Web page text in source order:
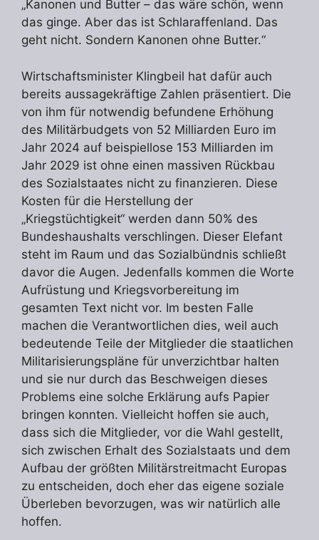
„Kanonen und Butter – das wäre schön, wenn
das ginge. Aber das ist Schlaraffenland. Das
geht nicht. Sondern Kanonen ohne Butter.“
Wirtschaftsminister Klingbeil hat dafür auch
bereits aussagekräftige Zahlen präsentiert. Die
von ihm für notwendig befundene Erhöhung
des Militärbudgets von 52 Milliarden Euro im
Jahr 2024 auf beispiellose 153 Milliarden im
Jahr 2029 ist ohne einen massiven Rückbau
des Sozialstaates nicht zu finanzieren. Diese
Kosten für die Herstellung der
„Kriegstüchtigkeit“ werden dann 50% des
Bundeshaushalts verschlingen. Dieser Elefant
steht im Raum und das Sozialbündnis schließt
davor die Augen. Jedenfalls kommen die Worte
Aufrüstung und Kriegsvorbereitung im
gesamten Text nicht vor. Im besten Falle
machen die Verantwortlichen dies, weil auch
bedeutende Teile der Mitglieder die staatlichen
Militarisierungspläne für unverzichtbar halten
und sie nur durch das Beschweigen dieses
Problems eine solche Erklärung aufs Papier
bringen konnten. Vielleicht hoffen sie auch,
dass sich die Mitglieder, vor die Wahl gestellt,
sich zwischen Erhalt des Sozialstaats und dem
Aufbau der größten Militärstreitmacht Europas
zu entscheiden, doch eher das eigene soziale
Überleben bevorzugen, was wir natürlich alle
hoffen.